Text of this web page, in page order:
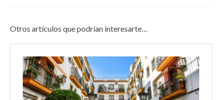
Otros artículos que podrían interesarte…